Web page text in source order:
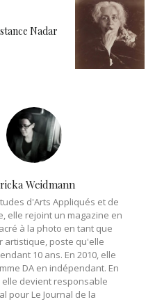
Nadar
Weidmann
d'Arts Appliqués et de
elle rejoint un magazine en
à la photo en tant que
artistique, poste qu'elle
10 ans. En 2010, elle
DA en indépendant. En
elle devient responsable
pour Le Journal de la